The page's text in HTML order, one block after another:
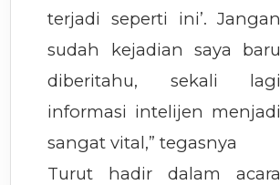
terjadi seperti ini’. Jangan
sudah kejadian saya baru
diberitahu, sekali lagi
informasi intelijen menjadi
sangat vital,” tegasnya
Turut hadir dalam acara